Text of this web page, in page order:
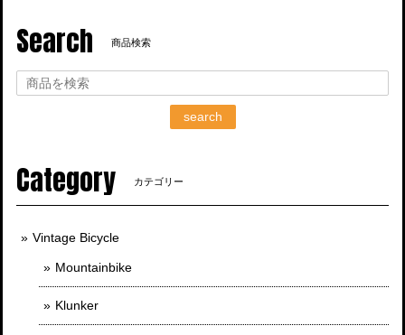
Search 商品検索
search
Category カテゴリー
Vintage Bicycle
Mountainbike
Klunker